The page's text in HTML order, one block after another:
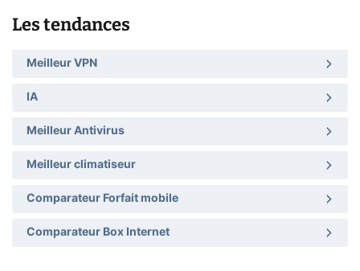
Les tendances
Meilleur VPN
IA
Meilleur Antivirus
Meilleur climatiseur
Comparateur Forfait mobile
Comparateur Box Internet